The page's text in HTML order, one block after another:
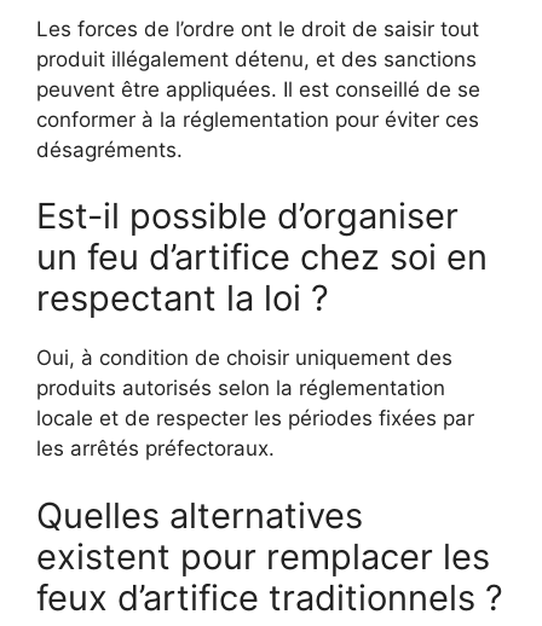
Les forces de l’ordre ont le droit de saisir tout
produit illégalement détenu, et des sanctions
peuvent être appliquées. Il est conseillé de se
conformer à la réglementation pour éviter ces
désagréments.
Est-il possible d’organiser
un feu d’artifice chez soi en
respectant la loi ?
Oui, à condition de choisir uniquement des
produits autorisés selon la réglementation
locale et de respecter les périodes fixées par
les arrêtés préfectoraux.
Quelles alternatives
existent pour remplacer les
feux d’artifice traditionnels ?